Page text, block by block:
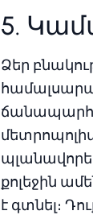
5.
Ձեր
քոլեջին
է գտնել։